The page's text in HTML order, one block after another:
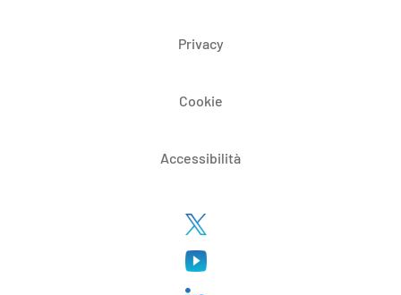
Privacy
Cookie
Accessibilità